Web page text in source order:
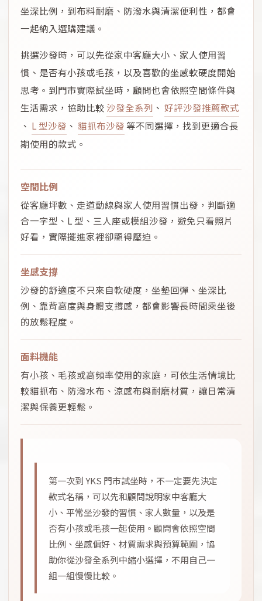
坐深比例，到布料耐磨、防潑水與清潔便利性，都會
一起納入選購建議。
挑選沙發時，可以先從家中客廳大小、家人使用習
慣、是否有小孩或毛孩，以及喜歡的坐感軟硬度開始
思考。到門市實際試坐時，顧問也會依照空間條件與
生活需求，協助比較 沙發全系列 、 好評沙發推薦款式
、 L 型沙發 、 貓抓布沙發等不同選擇，找到更適合長
期使用的款式。
空間比例
從客廳坪數、走道動線與家人使用習慣出發，判斷適
合一字型、L 型、三人座或模組沙發，避免只看照片
好看，實際擺進家裡卻顯得壓迫。
坐感支撐
沙發的舒適度不只來自軟硬度，坐墊回彈、坐深比
例、靠背高度與身體支撐感，都會影響長時間乘坐後
的放鬆程度。
面料機能
有小孩、毛孩或高頻率使用的家庭，可依生活情境比
較貓抓布、防潑水布、涼感布與耐磨材質，讓日常清
潔與保養更輕鬆。
第一次到 YKS 門市試坐時，不一定要先決定
款式名稱，可以先和顧問說明家中客廳大
小、平常坐沙發的習慣、家人數量，以及是
否有小孩或毛孩一起使用。顧問會依照空間
比例、坐感偏好、材質需求與預算範圍，協
助你從沙發全系列中縮小選擇，不用自己一
組一組慢慢比較。